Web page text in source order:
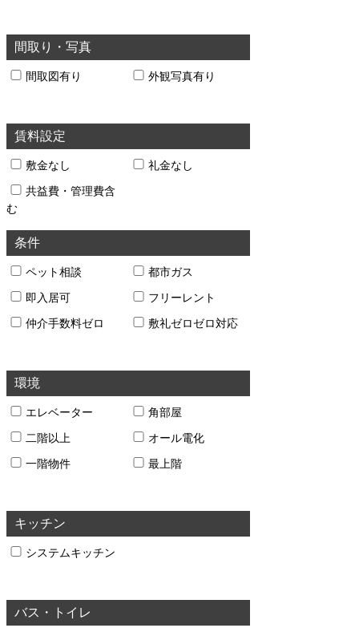
間取り・写真
間取図有り 外観写真有り
賃料設定
敷金なし 礼金なし
共益費・管理費含
む
条件
ペット相談 都市ガス
即入居可 フリーレント
仲介手数料ゼロ 敷礼ゼロゼロ対応
環境
エレベーター 角部屋
二階以上 オール電化
一階物件 最上階
キッチン
システムキッチン
バス・トイレ